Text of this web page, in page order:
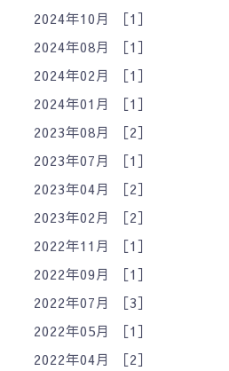
2024年10月 ［1］
2024年08月 ［1］
2024年02月 ［1］
2024年01月 ［1］
2023年08月 ［2］
2023年07月 ［1］
2023年04月 ［2］
2023年02月 ［2］
2022年11月 ［1］
2022年09月 ［1］
2022年07月 ［3］
2022年05月 ［1］
2022年04月 ［2］